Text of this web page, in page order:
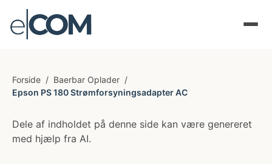
Forside / Baerbar Oplader /
Epson PS 180 Strømforsyningsadapter AC
Dele af indholdet på denne side kan være genereret
med hjælp fra AI.